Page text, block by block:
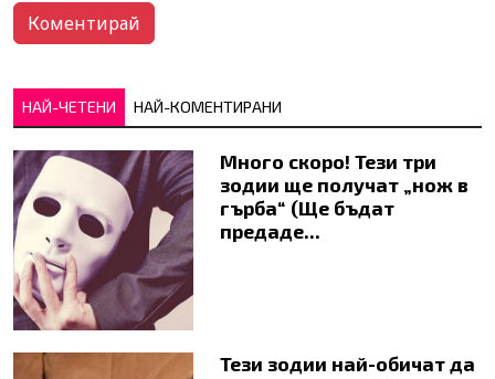
НАЙ-ЧЕТЕНИ НАЙ-КОМЕНТИРАНИ
Много скоро! Тези три
зодии ще получат „нож в
гърба“ (Ще бъдат
предаде...
Тези зодии най-обичат да